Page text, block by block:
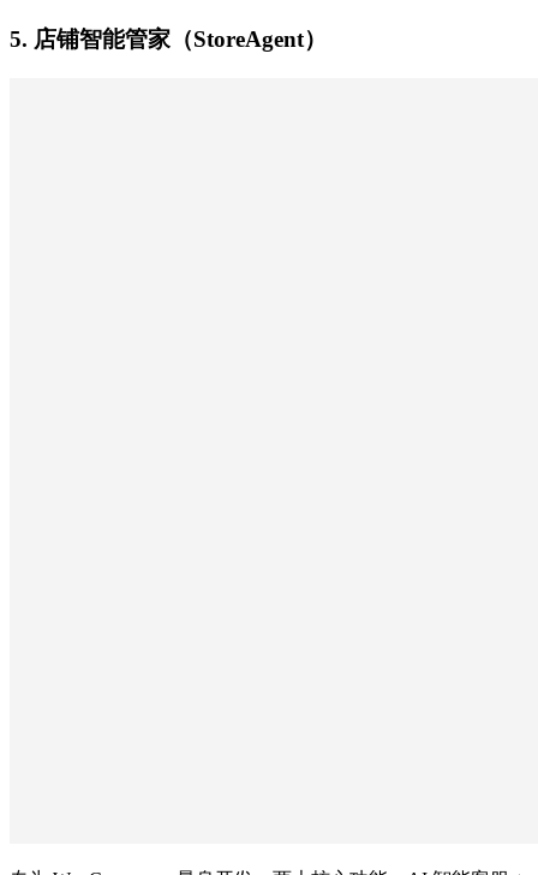
5. 店铺智能管家（StoreAgent）